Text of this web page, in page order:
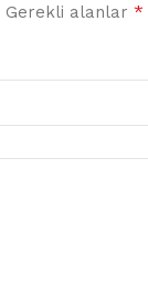
Gerekli alanlar *